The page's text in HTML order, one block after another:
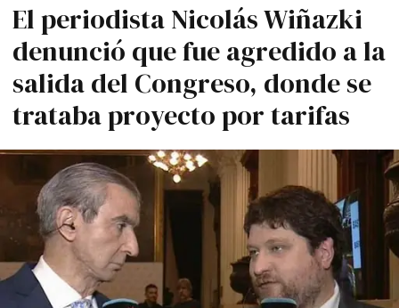
El periodista Nicolás Wiñazki
denunció que fue agredido a la
salida del Congreso, donde se
trataba proyecto por tarifas